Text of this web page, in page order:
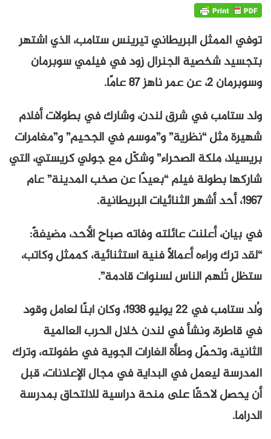
توفي الممثل البريطاني تيرينس ستامب، الذي اشتهر
بتجسيد شخصية الجنرال زود في فيلمي سوبرمان
وسوبرمان 2، عن عمر ناهز 87 عامًا.
ولد ستامب في شرق لندن، وشارك في بطولات أفلام
شهيرة مثل “نظرية” و”موسم في الجحيم” و”مغامرات
بريسيلا، ملكة الصحراء” وشكّل مع جولي كريستي، التي
شاركها بطولة فيلم “بعيدًا عن صخب المدينة” عام
1967، أحد أشهر الثنائيات البريطانية.
في بيان، أعلنت عائلته وفاته صباح الأحد، مضيفةً:
“لقد ترك وراءه أعمالاً فنية استثنائية، كممثل وكاتب،
ستظل تُلهم الناس لسنوات قادمة”.
وُلد ستامب في 22 يوليو 1938، وكان ابنًا لعامل وقود
في قاطرة، ونشأ في لندن خلال الحرب العالمية
الثانية، وتحمّل وطأة الغارات الجوية في طفولته، وترك
المدرسة ليعمل في البداية في مجال الإعلانات، قبل
أن يحصل لاحقًا على منحة دراسية للالتحاق بمدرسة
الدراما.